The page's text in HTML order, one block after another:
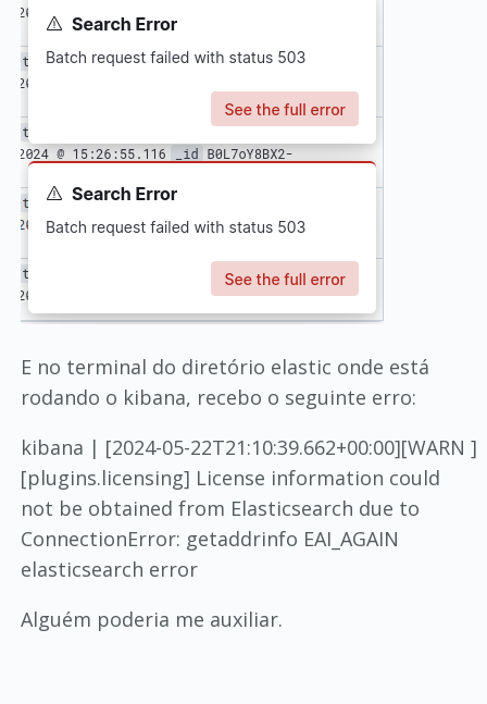
E no terminal do diretório elastic onde está
rodando o kibana, recebo o seguinte erro:
kibana | [2024-05-22T21:10:39.662+00:00][WARN ]
[plugins.licensing] License information could
not be obtained from Elasticsearch due to
ConnectionError: getaddrinfo EAI_AGAIN
elasticsearch error
Alguém poderia me auxiliar.